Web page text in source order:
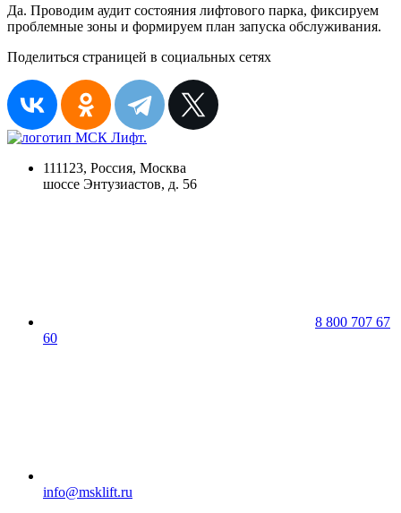
Да. Проводим аудит состояния лифтового парка, фиксируем
проблемные зоны и формируем план запуска обслуживания.
Поделиться страницей в социальных сетях
111123, Россия, Москва
шоссе Энтузиастов, д. 56
8 800 707 67
60
info@msklift.ru